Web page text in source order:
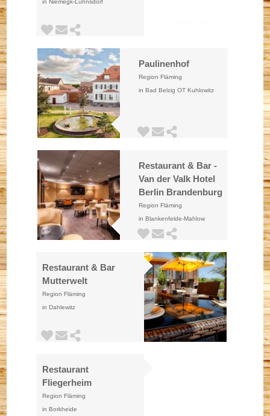
in Niemegk-Lühnsdorf
Paulinenhof
Region Fläming
in Bad Belzig OT Kuhlowitz
Restaurant & Bar -
Van der Valk Hotel
Berlin Brandenburg
Region Fläming
in Blankenfelde-Mahlow
Restaurant & Bar
Mutterwelt
Region Fläming
in Dahlewitz
Restaurant
Fliegerheim
Region Fläming
in Borkheide